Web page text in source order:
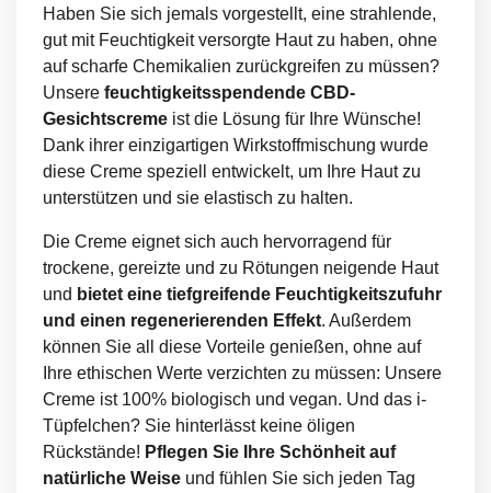
Haben Sie sich jemals vorgestellt, eine strahlende,
gut mit Feuchtigkeit versorgte Haut zu haben, ohne
auf scharfe Chemikalien zurückgreifen zu müssen?
Unsere feuchtigkeitsspendende CBD-
Gesichtscreme ist die Lösung für Ihre Wünsche!
Dank ihrer einzigartigen Wirkstoffmischung wurde
diese Creme speziell entwickelt, um Ihre Haut zu
unterstützen und sie elastisch zu halten.
Die Creme eignet sich auch hervorragend für
trockene, gereizte und zu Rötungen neigende Haut
und bietet eine tiefgreifende Feuchtigkeitszufuhr
und einen regenerierenden Effekt. Außerdem
können Sie all diese Vorteile genießen, ohne auf
Ihre ethischen Werte verzichten zu müssen: Unsere
Creme ist 100% biologisch und vegan. Und das i-
Tüpfelchen? Sie hinterlässt keine öligen
Rückstände! Pflegen Sie Ihre Schönheit auf
natürliche Weise und fühlen Sie sich jeden Tag